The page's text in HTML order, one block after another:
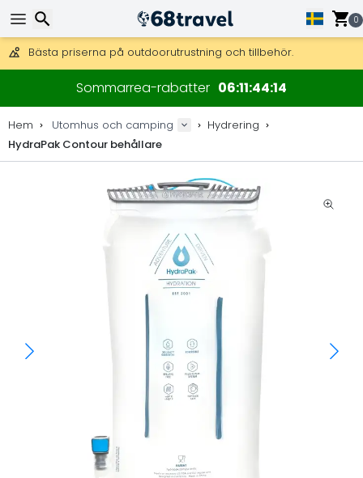
0
DHL Express över natten är också tillgängligt.
30 dagar för retur, 90 dagar för träkartor och dekorationer.
Bästa priserna på outdoorutrustning och tillbehör.
Sommarrea-rabatter 06 11 44 14
Hem Utomhus och camping
Hydrering
HydraPak Contour behållare
Sök